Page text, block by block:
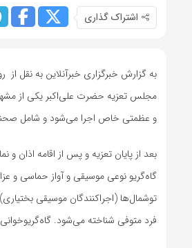
اشتراک گذاری
به گزارش خبرگزاری خبرآنلاین به نقل
مجلس تعزیه حضرت علی‌اکبر یکی از
و عظمتی خاص اجرا می‌شود و شامل
بعد از پایان تعزیه و پس از اقامه اذان و
گاه‌گریو نوعی موسیقی و آواز حماسی و
توشمال‌ها (اجراکنندگان موسیقی
فرد متوفی شناخته می‌شود.